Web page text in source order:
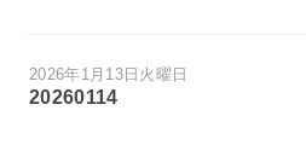
2026年1月13日火曜日
20260114